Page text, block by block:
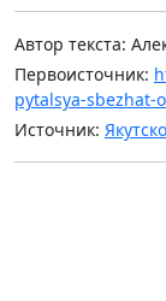
Автор текста:
Первоисточник:
pytalsya-
Источник: